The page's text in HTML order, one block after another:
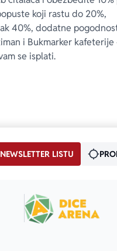
koji rastu do 20%,
40%, dodatne
i Bukmarker kafeterije
se isplati.
LISTU